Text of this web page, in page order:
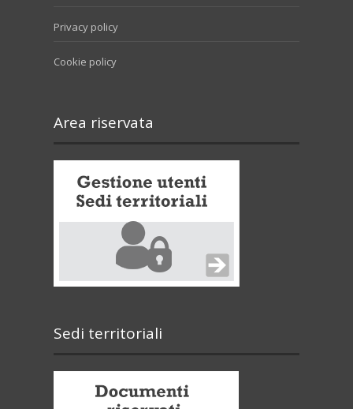
Privacy policy
Cookie policy
Area riservata
Sedi territoriali